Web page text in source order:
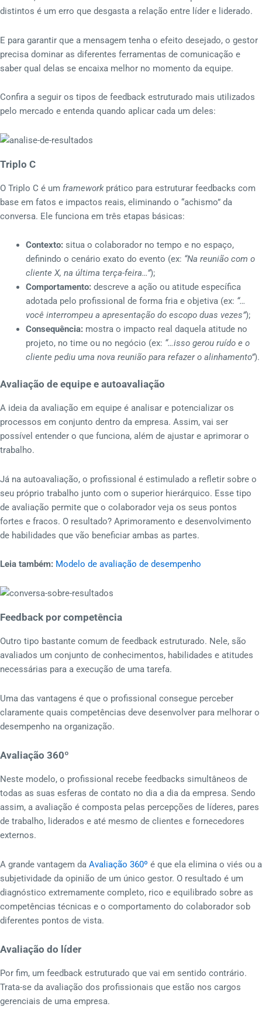
distintos é um erro que desgasta a relação entre líder e liderado.
E para garantir que a mensagem tenha o efeito desejado, o gestor
precisa dominar as diferentes ferramentas de comunicação e
saber qual delas se encaixa melhor no momento da equipe.
Confira a seguir os tipos de feedback estruturado mais utilizados
pelo mercado e entenda quando aplicar cada um deles:
Triplo C
O Triplo C é um frameworkprático para estruturar feedbacks com
base em fatos e impactos reais, eliminando o “achismo” da
conversa. Ele funciona em três etapas básicas:
Contexto:situa o colaborador no tempo e no espaço,
definindo o cenário exato do evento (ex: “Na reunião com o
cliente X, na última terça-feira…”);
Comportamento:descreve a ação ou atitude específica
adotada pelo profissional de forma fria e objetiva (ex: “…
você interrompeu a apresentação do escopo duas vezes”);
Consequência:mostra o impacto real daquela atitude no
projeto, no time ou no negócio (ex: “…isso gerou ruído e o
cliente pediu uma nova reunião para refazer o alinhamento”).
Avaliação de equipe e autoavaliação
A ideia da avaliação em equipe é analisar e potencializar os
processos em conjunto dentro da empresa. Assim, vai ser
possível entender o que funciona, além de ajustar e aprimorar o
trabalho.
Já na autoavaliação, o profissional é estimulado a refletir sobre o
seu próprio trabalho junto com o superior hierárquico. Esse tipo
de avaliação permite que o colaborador veja os seus pontos
fortes e fracos. O resultado? Aprimoramento e desenvolvimento
de habilidades que vão beneficiar ambas as partes.
Leia também: Modelo de avaliação de desempenho
Feedback por competência
Outro tipo bastante comum de feedback estruturado. Nele, são
avaliados um conjunto de conhecimentos, habilidades e atitudes
necessárias para a execução de uma tarefa.
Uma das vantagens é que o profissional consegue perceber
claramente quais competências deve desenvolver para melhorar o
desempenho na organização.
Avaliação 360º
Neste modelo, o profissional recebe feedbacks simultâneos de
todas as suas esferas de contato no dia a dia da empresa. Sendo
assim, a avaliação é composta pelas percepções de líderes, pares
de trabalho, liderados e até mesmo de clientes e fornecedores
externos.
A grande vantagem da Avaliação 360º é que ela elimina o viés ou a
subjetividade da opinião de um único gestor. O resultado é um
diagnóstico extremamente completo, rico e equilibrado sobre as
competências técnicas e o comportamento do colaborador sob
diferentes pontos de vista.
Avaliação do líder
Por fim, um feedback estruturado que vai em sentido contrário.
Trata-se da avaliação dos profissionais que estão nos cargos
gerenciais de uma empresa.